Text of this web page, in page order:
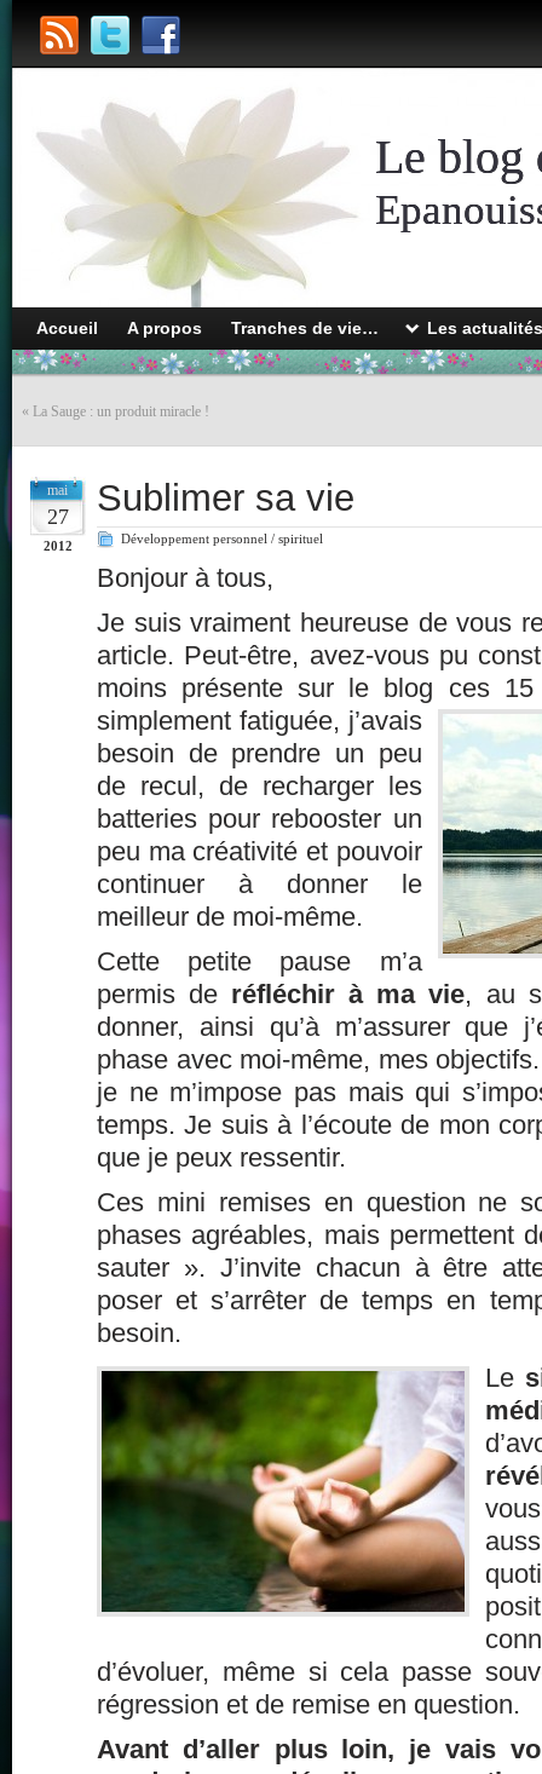
Le blog
Accueil A propos Tranches de vie… Les
« La Sauge : un produit miracle !
mai
27
2012
Sublimer sa vie
Développement personnel / spirituel
Bonjour à tous,
Je suis vraiment heureuse de vous
article. Peut-être, avez-vous pu
moins présente sur le blog ces15
simplement fatiguée, j’avais
besoin de prendre un peu
de recul, de recharger les
batteries pour rebooster un
peu ma créativité et pouvoir
continuer à donner le
meilleur de moi-même.
Cette petite pause m’a
permis de réfléchir à ma vie, au
donner, ainsi qu’à m’assurer que
phase avec moi-même, mes
je ne m’impose pas mais qui
temps. Je suis à l’écoute de mon
que je peux ressentir.
Ces mini remises en question ne
phases agréables, mais permettent
sauter ». J’invite chacun à être
poser et s’arrêter de temps en
besoin.
Le
d’évoluer, même si cela passe
régression et de remise en question.
Avant d’aller plus loin, je vais